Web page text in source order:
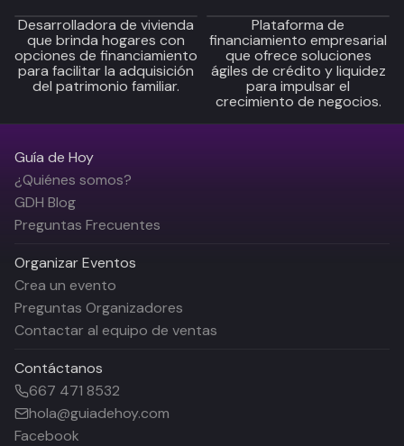
Desarrolladora de vivienda
que brinda hogares con
opciones de financiamiento
para facilitar la adquisición
del patrimonio familiar.
Plataforma de
financiamiento empresarial
que ofrece soluciones
ágiles de crédito y liquidez
para impulsar el
crecimiento de negocios.
Guía de Hoy
¿Quiénes somos?
GDH Blog
Preguntas Frecuentes
Organizar Eventos
Crea un evento
Preguntas Organizadores
Contactar al equipo de ventas
Contáctanos
667 471 8532
hola@guiadehoy.com
Facebook